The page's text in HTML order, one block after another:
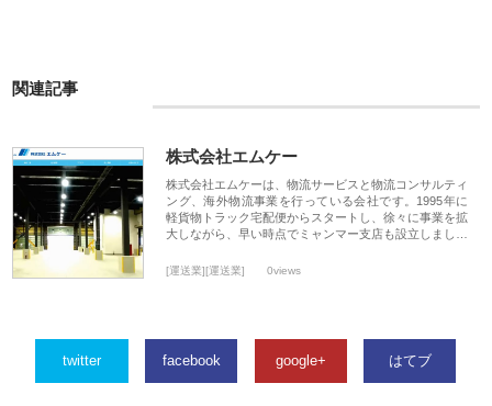
関連記事
株式会社エムケー
株式会社エムケーは、物流サービスと物流コンサルティ
ング、海外物流事業を行っている会社です。1995年に
軽貨物トラック宅配便からスタートし、徐々に事業を拡
大しながら、早い時点でミャンマー支店も設立しまし…
[運送業][運送業] 0views
twitter facebook google+ はてブ